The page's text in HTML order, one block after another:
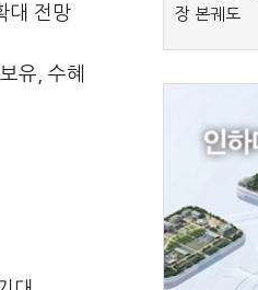
대 전망
유, 수혜
장 본궤도